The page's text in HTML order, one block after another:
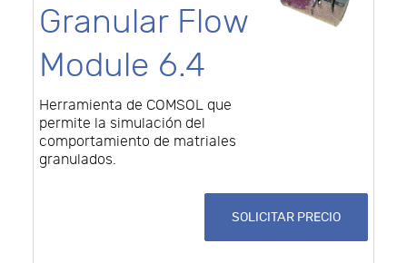
Granular Flow
Module 6.4
Herramienta de COMSOL que
permite la simulación del
comportamiento de matriales
granulados.
SOLICITAR PRECIO